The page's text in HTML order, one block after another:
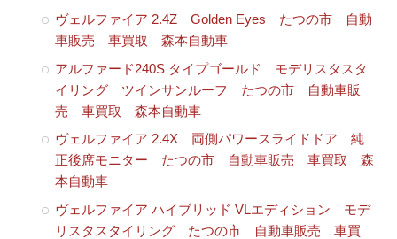
ヴェルファイア 2.4Z Golden Eyes たつの市 自動
車販売 車買取 森本自動車
アルファード240S タイプゴールド モデリスタスタ
イリング ツインサンルーフ たつの市 自動車販
売 車買取 森本自動車
ヴェルファイア 2.4X 両側パワースライドドア 純
正後席モニター たつの市 自動車販売 車買取 森
本自動車
ヴェルファイア ハイブリッド VLエディション モデ
リスタスタイリング たつの市 自動車販売 車買